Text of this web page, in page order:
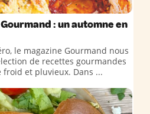
: un automne en
le magazine Gourmand nous
de recettes gourmandes
et pluvieux. Dans ...